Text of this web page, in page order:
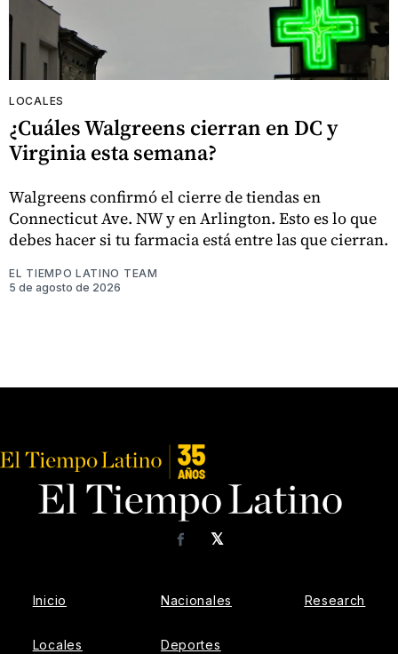
LOCALES
¿Cuáles Walgreens cierran en DC y
Virginia esta semana?
Walgreens confirmó el cierre de tiendas en
Connecticut Ave. NW y en Arlington. Esto es lo que
debes hacer si tu farmacia está entre las que cierran.
EL TIEMPO LATINO TEAM
5 de agosto de 2026
𝕏
Facebook
Inicio
Locales
Nacionales
Deportes
Research